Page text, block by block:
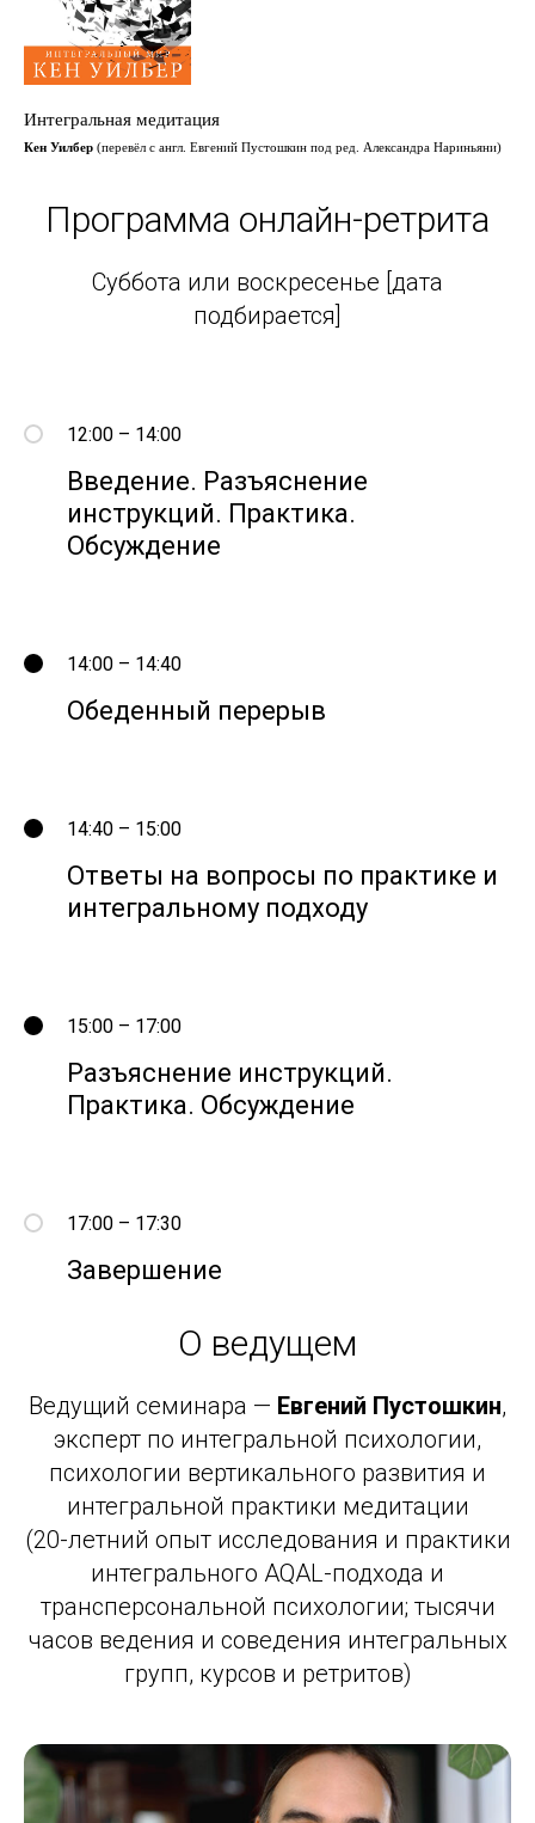
Интегральная медитация
Кен Уилбер (перевёл с англ. Евгений Пустошкин под ред. Александра Нариньяни)
Программа онлайн-ретрита
Суббота или воскресенье [дата
подбирается]
12:00 – 14:00
Введение. Разъяснение
инструкций. Практика.
Обсуждение
14:00 – 14:40
Обеденный перерыв
14:40 – 15:00
Ответы на вопросы по практике и
интегральному подходу
15:00 – 17:00
Разъяснение инструкций.
Практика. Обсуждение
17:00 – 17:30
Завершение
О ведущем
Ведущий семинара — Евгений Пустошкин,
эксперт по интегральной психологии,
психологии вертикального развития и
интегральной практики медитации
(20-летний опыт исследования и практики
интегрального AQAL-подхода и
трансперсональной психологии; тысячи
часов ведения и соведения интегральных
групп, курсов и ретритов)